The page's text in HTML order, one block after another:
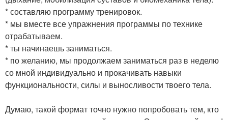
* составляю программу тренировок.
* мы вместе все упражнения программы по технике
отрабатываем.
* ты начинаешь заниматься.
* по желанию, мы продолжаем заниматься раз в неделю
со мной индивидуально и прокачивать навыки
функциональности, силы и выносливости твоего тела.
Думаю, такой формат точно нужно попробовать тем, кто